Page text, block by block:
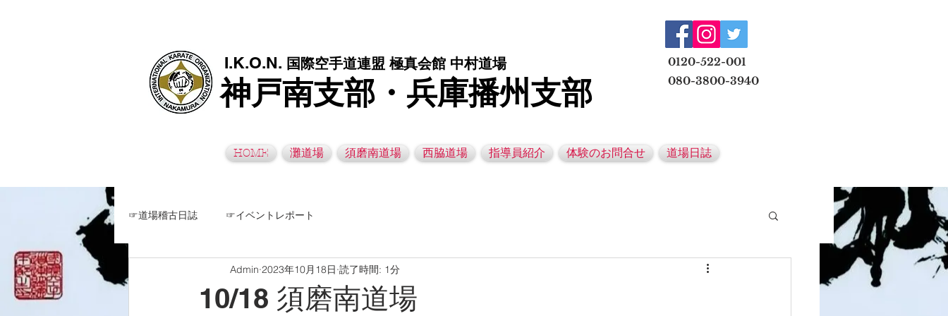
I.K.O.N. 国際空手道連盟 極真会館 中村道場
神戸南支部・兵庫播州支部
0120-522-001
080-3800-3940
HOME 灘道場 須磨南道場 西脇道場 指導員紹介 体験のお問合せ 道場日誌
☞道場稽古日誌 ☞イベントレポート
10/18 須磨南道場
Admin 2023年10月18日 読了時間: 1分